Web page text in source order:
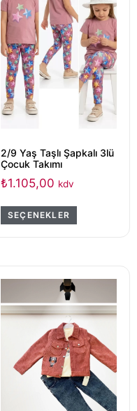
2/9 Yaş Taşlı Şapkalı 3lü
Çocuk Takımı
₺1.105,00 kdv
SEÇENEKLER